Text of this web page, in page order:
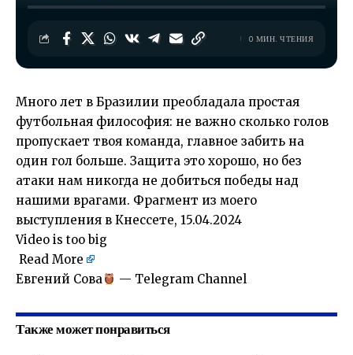
0 МИН. ЧТЕНИЯ
Много лет в Бразилии преобладала простая
футбольная философия: не важно сколько голов
пропускает твоя команда, главное забить на
один гол больше. Защита это хорошо, но без
атаки нам никогда не добиться победы над
нашими врагами. Фрагмент из моего
выступления в Кнессете, 15.04.2024
Video is too big
Read More
​Евгений Сова
— Telegram Channel
Также может понравиться